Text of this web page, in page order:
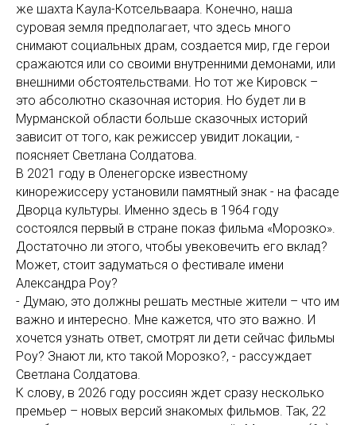
же шахта Каула-Котсельваара. Конечно, наша
суровая земля предполагает, что здесь много
снимают социальных драм, создается мир, где герои
сражаются или со своими внутренними демонами, или
внешними обстоятельствами. Но тот же Кировск –
это абсолютно сказочная история. Но будет ли в
Мурманской области больше сказочных историй
зависит от того, как режиссер увидит локации, -
поясняет Светлана Солдатова.
В 2021 году в Оленегорске известному
кинорежиссеру установили памятный знак - на фасаде
Дворца культуры. Именно здесь в 1964 году
состоялся первый в стране показ фильма «Морозко».
Достаточно ли этого, чтобы увековечить его вклад?
Может, стоит задуматься о фестивале имени
Александра Роу?
- Думаю, это должны решать местные жители – что им
важно и интересно. Мне кажется, что это важно. И
хочется узнать ответ, смотрят ли дети сейчас фильмы
Роу? Знают ли, кто такой Морозко?, - рассуждает
Светлана Солдатова.
К слову, в 2026 году россиян ждет сразу несколько
премьер – новых версий знакомых фильмов. Так, 22